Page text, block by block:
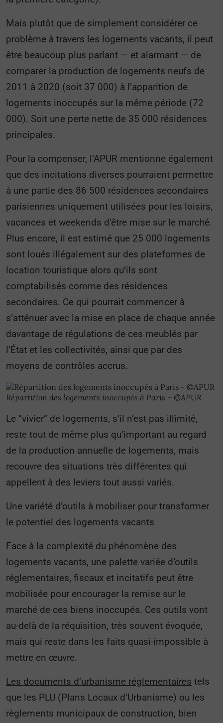
Mais plutôt que de simplement considérer ce
problème à travers les logements vacants, il peut
être beaucoup plus parlant — et alarmant — de
comparer la production de logements neufs de
2011 à 2020 (soit 37 000) à l’apparition de
logements inoccupés sur la même période (72
000). Soit une perte nette de 35 000 résidences
principales.
Pour la compenser, l’APUR mentionne également
que des incitations diverses pourraient permettre
à une partie des 86 500 résidences secondaires
parisiennes uniquement utilisées pour les loisirs,
vacances et weekends d’être mise sur le marché.
Plus encore, il est estimé que 25 000 logements
sont loués illégalement sur des plateformes de
location touristique alors qu’ils sont
comptabilisés comme des résidences
secondaires. Ce qui pourrait commencer à
s’atténuer avec la mise en place de chaque année
davantage de régulations de ces meublés par
l’État et les collectivités, ainsi que par des
moyens de contrôles accrus.
Répartition des logements inoccupés à Paris – ©APUR
Le “vivier” de logements, s’il n’est pas illimité,
reste tout de même plus qu’important au regard
de la production annuelle de logements, mais
recouvre des situations très différentes qui
appellent à des leviers tout aussi variés.
Une variété d’outils à mobiliser pour transformer
le potentiel des logements vacants
Face à la complexité du phénomène des
logements vacants, une palette variée d’outils
réglementaires, fiscaux et incitatifs peut être
mobilisée pour encourager la remise sur le
marché de ces biens inoccupés. Ces outils vont
au-delà de la réquisition, très souvent évoquée,
mais qui reste dans les faits quasi-impossible à
mettre en œuvre.
Les documents d’urbanisme réglementaires tels
que les PLU (Plans Locaux d’Urbanisme) ou les
règlements municipaux de construction, bien